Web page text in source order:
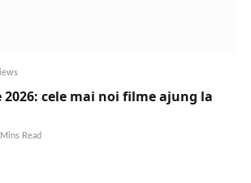
cele mai noi filme ajung la
Read